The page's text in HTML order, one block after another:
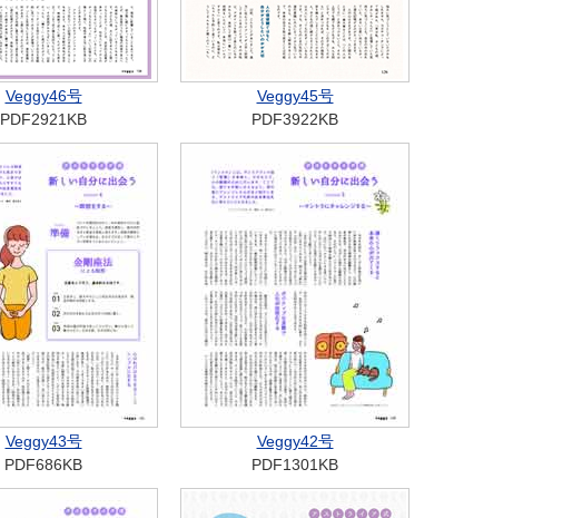
Veggy46号
PDF2921KB
Veggy45号
PDF3922KB
Veggy43号
PDF686KB
Veggy42号
PDF1301KB